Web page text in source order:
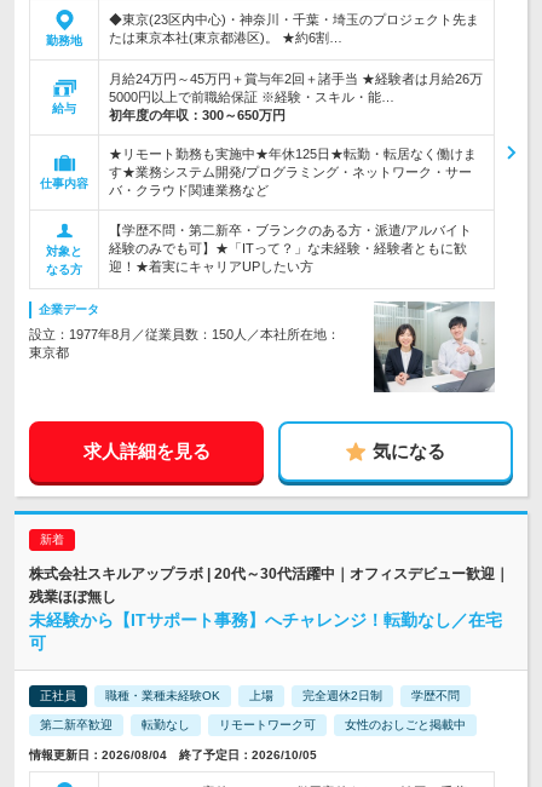
勤務地
◆東京(23区内中心)・神奈川・千葉・埼玉のプロジェクト先ま
たは東京本社(東京都港区)。 ★約6割…
給与
月給24万円～45万円＋賞与年2回＋諸手当 ★経験者は月給26万
5000円以上で前職給保証 ※経験・スキル・能…
初年度の年収： 300～650万円
仕事内容
★リモート勤務も実施中★年休125日★転勤・転居なく働けま
す★業務システム開発/プログラミング・ネットワーク・サー
バ・クラウド関連業務など
対象と
なる方
【学歴不問・第二新卒・ブランクのある方・派遣/アルバイト
経験のみでも可】★「ITって？」な未経験・経験者ともに歓
迎！★着実にキャリアUPしたい方
企業データ
設立：1977年8月／従業員数：150人／本社所在地：
東京都
求人詳細を見る 気になる
株式会社スキルアップラボ | 20代～30代活躍中｜オフィスデビュー歓迎｜
残業ほぼ無し
未経験から【ITサポート事務】へチャレンジ！転勤なし／在宅
可
正社員 職種・業種未経験OK 上場 完全週休2日制 学歴不問
第二新卒歓迎 転勤なし リモートワーク可 女性のおしごと掲載中
情報更新日：2026/08/04 終了予定日：2026/10/05